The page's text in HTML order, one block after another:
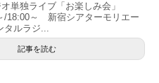
単独ライブ「お楽しみ会」
18:00～ 新宿シアターモリエー
タルラジ...
記事を読む